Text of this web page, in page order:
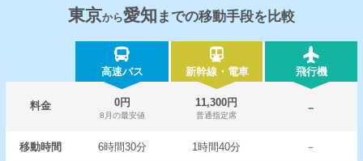
東京から愛知 までの移動手段を比較
高速バス 新幹線・電車 飛行機
料金 0円
8月の最安値
11,300円
普通指定席
－
移動時間 6時間30分 1時間40分 －